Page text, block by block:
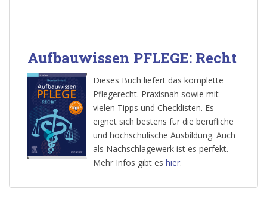
Aufbauwissen PFLEGE: Recht
Dieses Buch liefert das komplette
Pflegerecht. Praxisnah sowie mit
vielen Tipps und Checklisten. Es
eignet sich bestens für die berufliche
und hochschulische Ausbildung. Auch
als Nachschlagewerk ist es perfekt.
Mehr Infos gibt es hier.